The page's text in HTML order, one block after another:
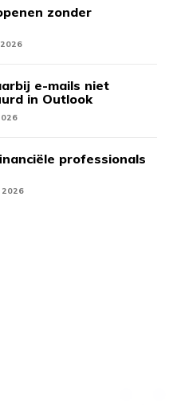
zonder
2026
e-mails niet
in Outlook
professionals
2026